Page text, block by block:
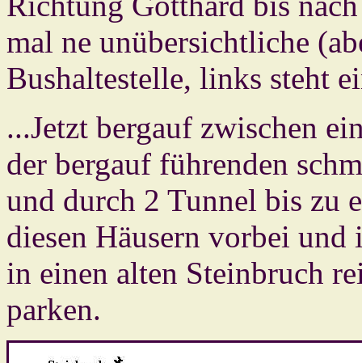
mal ne unübersichtliche
Bushaltestelle, links steht
...Jetzt bergauf zwischen
der bergauf führenden
und durch 2 Tunnel bis zu
diesen Häusern vorbei und
in einen alten Steinbruch
parken.